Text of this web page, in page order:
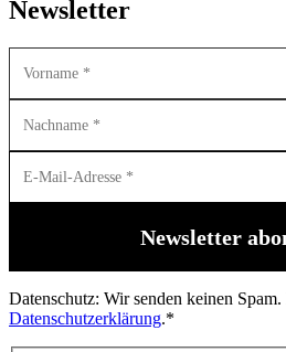
Newsletter
Datenschutz: Wir senden keinen
Datenschutzerklärung.*